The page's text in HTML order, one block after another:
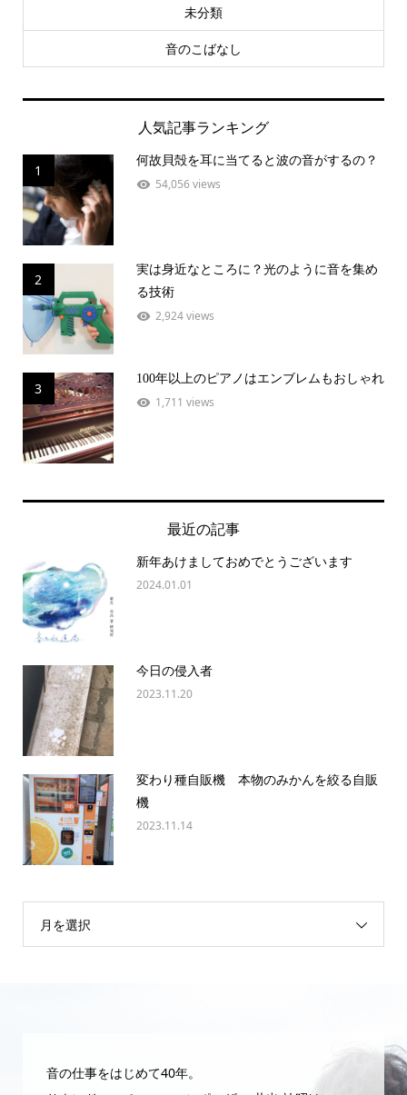
未分類
音のこばなし
人気記事ランキング
1
何故貝殻を耳に当てると波の音がするの？
54,056 views
2
実は身近なところに？光のように音を集め
る技術
2,924 views
3
100年以上のピアノはエンブレムもおしゃれ
1,711 views
最近の記事
新年あけましておめでとうございます
2024.01.01
今日の侵入者
2023.11.20
変わり種自販機 本物のみかんを絞る自販
機
2023.11.14
月を選択
音の仕事をはじめて40年。